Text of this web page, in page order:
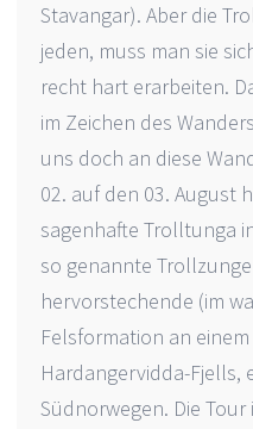
Stavangar). Aber die
jeden, muss man sie
recht hart erarbeiten.
im Zeichen des
uns doch an diese
02. auf den 03. August
sagenhafte Trolltunga
so genannte
hervorstechende (im
Felsformation an
Hardangervidda-Fjells,
Südnorwegen. Die